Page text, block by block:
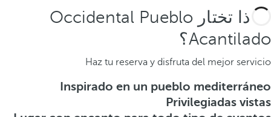
لماذا تختار Occidental Pueblo
Acantilado؟
Haz tu reserva y disfruta del mejor servicio
Inspirado en un pueblo mediterráneo
Privilegiadas vistas